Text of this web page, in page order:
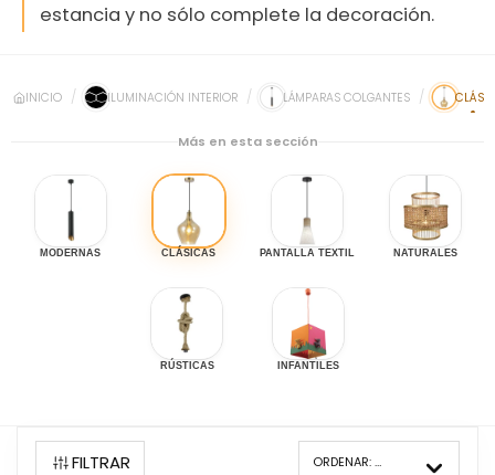
estancia y no sólo complete la decoración.
INICIO ILUMINACIÓN INTERIOR LÁMPARAS COLGANTES
Más en esta sección
MODERNAS CLÁSICAS PANTALLA TEXTIL NATURALES
RÚSTICAS INFANTILES
FILTRAR ORDENAR:
MÁS VENDIDOS